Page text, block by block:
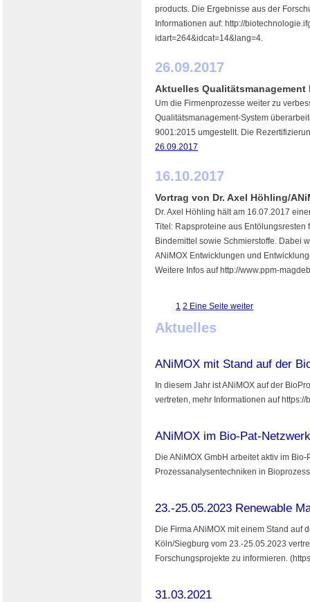
products. Die Ergebnisse aus der
Informationen auf: http://
idart=264&idcat=14&lang=4.
26.09.2017
Aktuelles Qualitätsmanagement
Um die Firmenprozesse weiter zu
Qualitätsmanagement-System
9001:2015 umgestellt. Die
26.09.2017
16.10.2017
Vortrag von Dr. Axel Höhling/
Dr. Axel Höhling hält am 16.07.2017
Titel: Rapsproteine aus
Bindemittel sowie Schmierstoffe. Dabei
ANiMOX Entwicklungen und
Weitere Infos auf http://www.ppm-
1 2 Eine Seite weiter
Aktuelles
ANiMOX mit Stand auf der
In diesem Jahr ist ANiMOX auf der
vertreten, mehr Informationen auf
ANiMOX im Bio-Pat-Netzwerk
Die ANiMOX GmbH arbeitet aktiv im
Prozessanalysentechniken in
23.-25.05.2023 Renewable
Die Firma ANiMOX mit einem Stand auf
Köln/Siegburg vom 23.-25.05.2023
Forschungsprojekte zu informieren.
31.03.2021